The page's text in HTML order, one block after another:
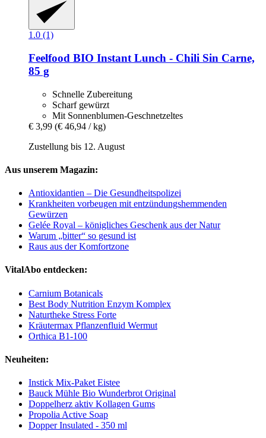
1.0 (1)
Feelfood BIO Instant Lunch -​ Chili Sin Carne,
85 g
Schnelle Zubereitung
Scharf gewürzt
Mit Sonnenblumen-Geschnetzeltes
€ 3,99 (€ 46,94 / kg)
Zustellung bis 12. August
Aus unserem Magazin:
Antioxidantien – Die Gesundheitspolizei
Krankheiten vorbeugen mit entzündungshemmenden
Gewürzen
Gelée Royal – königliches Geschenk aus der Natur
Warum „bitter“ so gesund ist
Raus aus der Komfortzone
VitalAbo entdecken:
Carnium Botanicals
Best Body Nutrition Enzym Komplex
Naturtheke Stress Forte
Kräutermax Pflanzenfluid Wermut
Orthica B1-100
Neuheiten:
Instick Mix-Paket Eistee
Bauck Mühle Bio Wunderbrot Original
Doppelherz aktiv Kollagen Gums
Propolia Active Soap
Dopper Insulated - 350 ml